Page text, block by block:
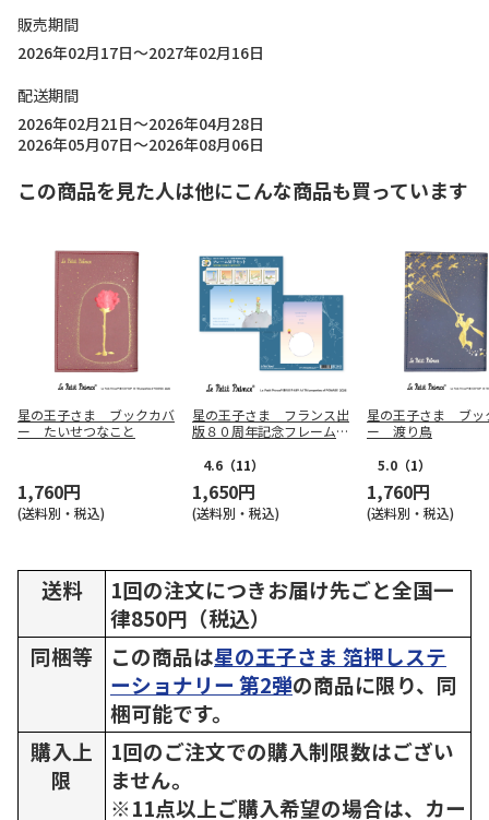
販売期間
2026年02月17日～2027年02月16日
配送期間
2026年02月21日～2026年04月28日
2026年05月07日～2026年08月06日
この商品を見た人は他にこんな商品も買っています
星の王子さま ブックカバ
ー たいせつなこと
1,760円
(送料別・税込)
星の王子さま フランス出
版８０周年記念フレーム切
4.6 （11）
1,650円
(送料別・税込)
星の王子さま ブッ
ー 渡り鳥
5.0 （1）
1,760円
(送料別・税込)
送料
1回の注文につきお届け先ごと全国一
律850円（税込）
同梱等
この商品は星の王子さま 箔押しステ
ーショナリー 第2弾の商品に限り、同
梱可能です。
購入上
限
1回のご注文での購入制限数はござい
ません。
※11点以上ご購入希望の場合は、カー